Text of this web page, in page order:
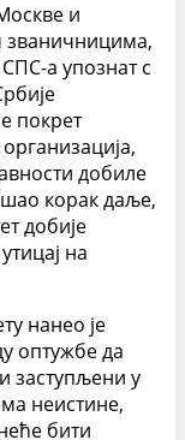
и
званичницима,
а упознат с
покрет
добиле
корак даље,
добије
на
нанео је
оптужбе да
заступљени у
неистине,
бити